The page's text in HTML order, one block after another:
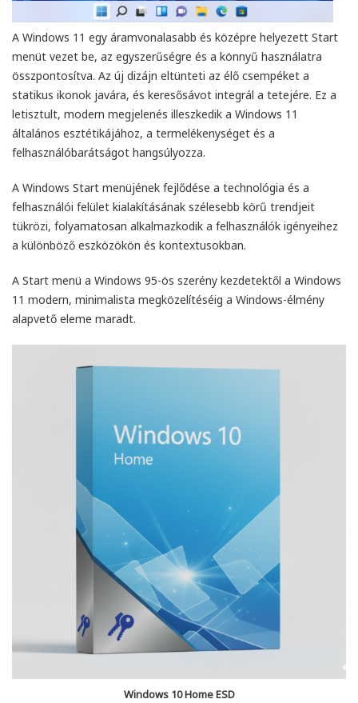
A Windows 11 egy áramvonalasabb és középre helyezett Start
menüt vezet be, az egyszerűségre és a könnyű használatra
összpontosítva. Az új dizájn eltünteti az élő csempéket a
statikus ikonok javára, és keresősávot integrál a tetejére. Ez a
letisztult, modern megjelenés illeszkedik a Windows 11
általános esztétikájához, a termelékenységet és a
felhasználóbarátságot hangsúlyozza.
A Windows Start menüjének fejlődése a technológia és a
felhasználói felület kialakításának szélesebb körű trendjeit
tükrözi, folyamatosan alkalmazkodik a felhasználók igényeihez
a különböző eszközökön és kontextusokban.
A Start menü a Windows 95-ös szerény kezdetektől a Windows
11 modern, minimalista megközelítéséig a Windows-élmény
alapvető eleme maradt.
Windows 10 Home ESD